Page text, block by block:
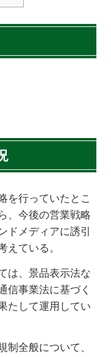
を行っていたとこ
、今後の営業戦略
ドメディアに誘引
えている。
は、景品表示法な
信事業法に基づく
たして運用してい
制全般について、